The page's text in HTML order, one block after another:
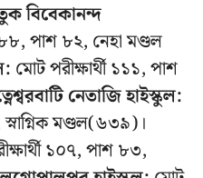
বিবেকানন্দ
৮৮, পাশ ৮২, নেহা মণ্ডল
মোট পরীক্ষার্থী ১১১, পাশ
নেতাজি হাইস্কুল:
মণ্ডল(৬৩৯)।
১০৭, পাশ ৮৩,